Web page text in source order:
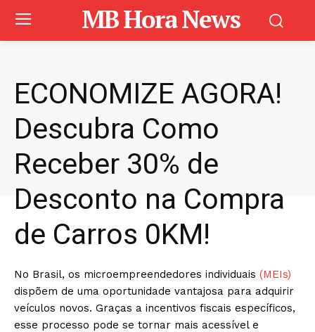
MB Hora News
ECONOMIZE AGORA!
Descubra Como
Receber 30% de
Desconto na Compra
de Carros 0KM!
No Brasil, os microempreendedores individuais (MEIs)
dispõem de uma oportunidade vantajosa para adquirir
veículos novos. Graças a incentivos fiscais específicos,
esse processo pode se tornar mais acessível e